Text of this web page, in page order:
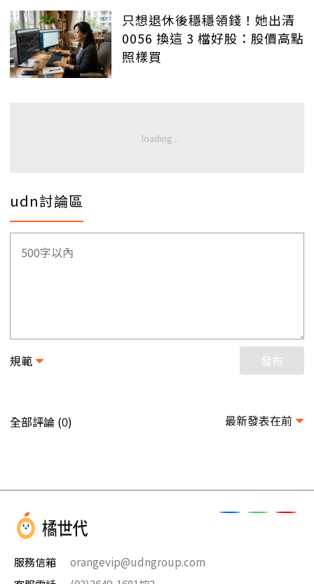
只想退休後穩穩領錢！她出清
0056 換這 3 檔好股：股價高點
照樣買
udn討論區
規範 發布
全部評論 (0) 最新發表在前
服務信箱
orangevip@udngroup.com